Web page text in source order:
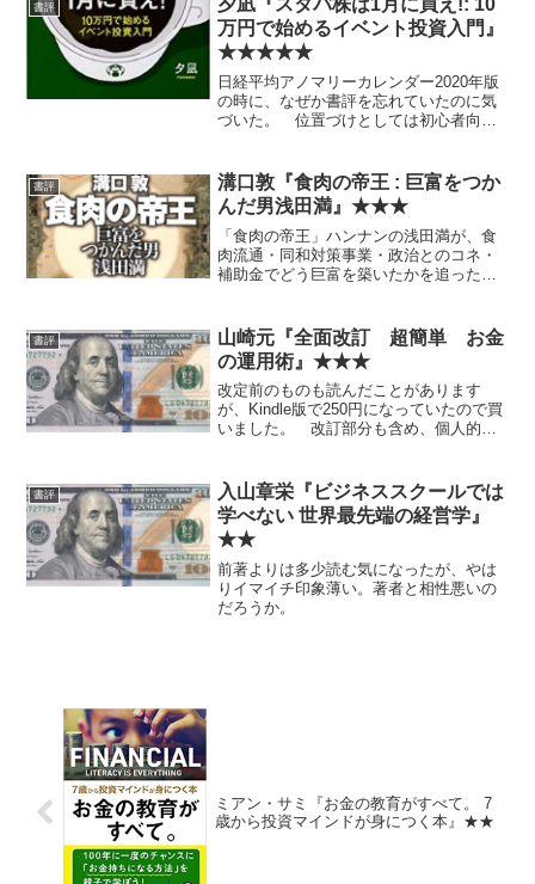
書評
夕凪『スタバ株は1月に買え!: 10
万円で始めるイベント投資入門』
★★★★★
日経平均アノマリーカレンダー2020年版
の時に、なぜか書評を忘れていたのに気
づいた。 位置づけとしては初心者向け
だと思う。タイトルがあまり内容を正確
に表していないような...
書評
溝口敦『食肉の帝王 : 巨富をつか
んだ男浅田満』★★★
「食肉の帝王」ハンナンの浅田満が、食
肉流通・同和対策事業・政治とのコネ・
補助金でどう巨富を築いたかを追ったノ
味ですごい。 現代とは政治や利権の状
況もだいぶ違うだろうから、...
書評
山崎元『全面改訂 超簡単 お金
の運用術』★★★
改定前のものも読んだことがあります
が、Kindle版で250円になっていたので買
いました。 改訂部分も含め、個人的に
的ではありませんが、思ったことをひと
つだけ。これから...
書評
入山章栄『ビジネススクールでは
学べない 世界最先端の経営学』
★★
前著よりは多少読む気になったが、やは
りイマイチ印象薄い。著者と相性悪いの
だろうか。
ミアン・サミ『お金の教育がすべて。 7
歳から投資マインドが身につく本』★★